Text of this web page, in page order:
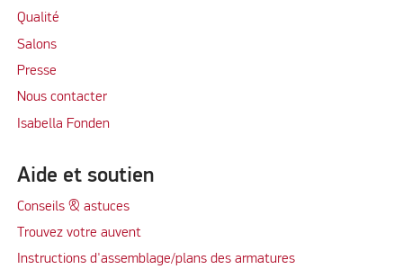
Qualité
Salons
Presse
Nous contacter
Isabella Fonden
Aide et soutien
Conseils & astuces
Trouvez votre auvent
Instructions d'assemblage/plans des armatures